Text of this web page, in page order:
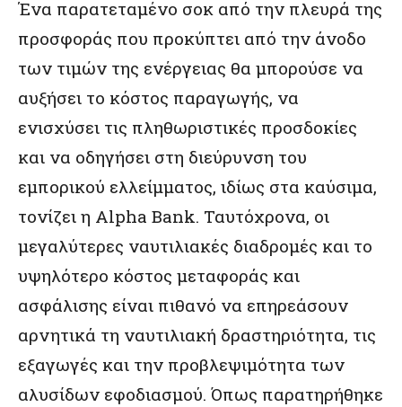
Ένα παρατεταμένο σοκ από την πλευρά της
προσφοράς που προκύπτει από την άνοδο
των τιμών της ενέργειας θα μπορούσε να
αυξήσει το κόστος παραγωγής, να
ενισχύσει τις πληθωριστικές προσδοκίες
και να οδηγήσει στη διεύρυνση του
εμπορικού ελλείμματος, ιδίως στα καύσιμα,
τονίζει η Alpha Bank. Ταυτόχρονα, οι
μεγαλύτερες ναυτιλιακές διαδρομές και το
υψηλότερο κόστος μεταφοράς και
ασφάλισης είναι πιθανό να επηρεάσουν
αρνητικά τη ναυτιλιακή δραστηριότητα, τις
εξαγωγές και την προβλεψιμότητα των
αλυσίδων εφοδιασμού. Όπως παρατηρήθηκε